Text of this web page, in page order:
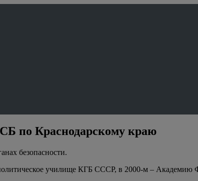
по Краснодарскому краю
безопасности.
училище КГБ СССР, в 2000-м – Академию